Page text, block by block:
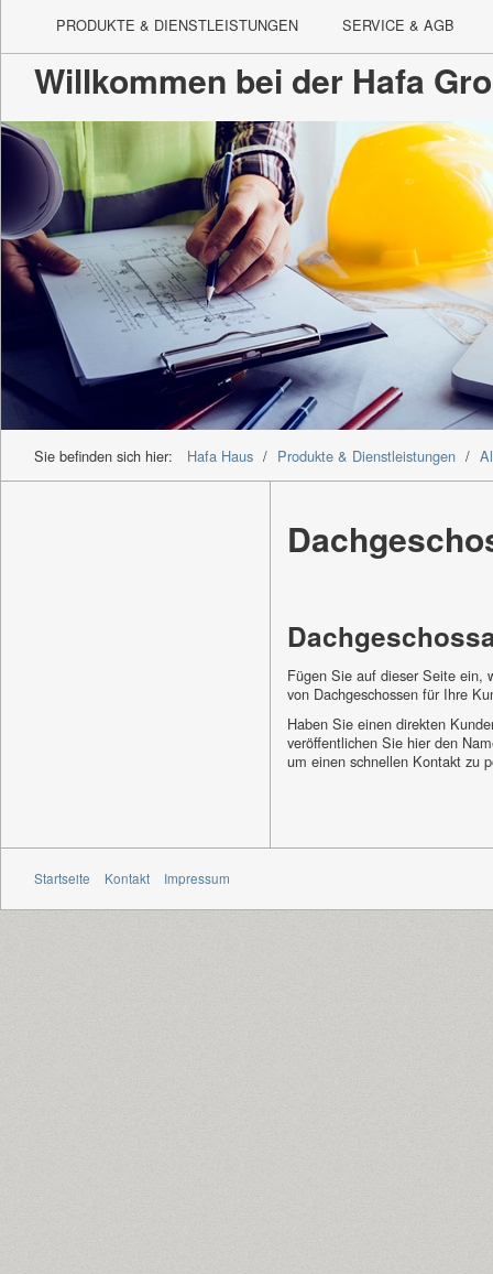
PRODUKTE & DIENSTLEISTUNGEN SERVICE & AGB
Willkommen bei der Hafa
Sie befinden sich hier: Hafa Haus / Produkte & Dienstleistungen /
Fügen Sie auf dieser Seite ein,
von Dachgeschossen für Ihre
Haben Sie einen direkten
veröffentlichen Sie hier den
um einen schnellen Kontakt zu
Startseite Kontakt Impressum